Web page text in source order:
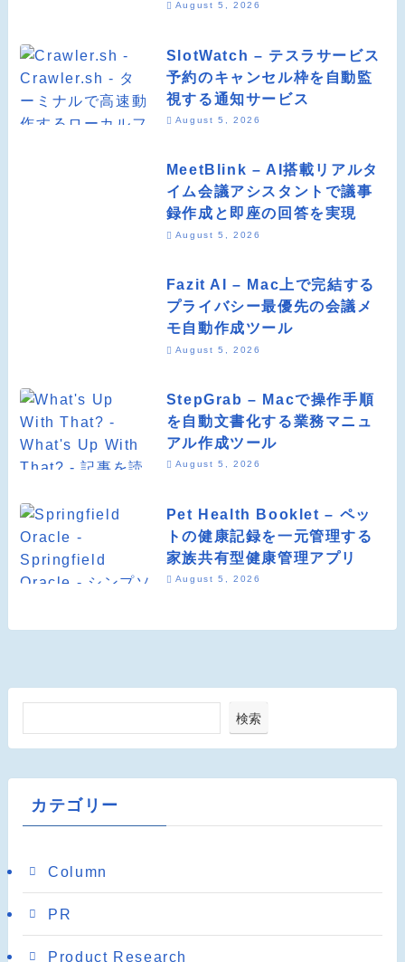
August 5, 2026
SlotWatch – テスラサービス
予約のキャンセル枠を自動監
視する通知サービス
August 5, 2026
MeetBlink – AI搭載リアルタ
イム会議アシスタントで議事
録作成と即座の回答を実現
August 5, 2026
Fazit AI – Mac上で完結する
プライバシー最優先の会議メ
モ自動作成ツール
August 5, 2026
StepGrab – Macで操作手順
を自動文書化する業務マニュ
アル作成ツール
August 5, 2026
Pet Health Booklet – ペッ
トの健康記録を一元管理する
家族共有型健康管理アプリ
August 5, 2026
検索
カテゴリー
Column
PR
Product Research